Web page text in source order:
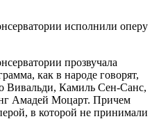
исполнили оперу
прозвучала
как в народе говорят,
Вивальди, Камиль Сен-Санс,
Амадей Моцарт. Причем
в которой не принимали